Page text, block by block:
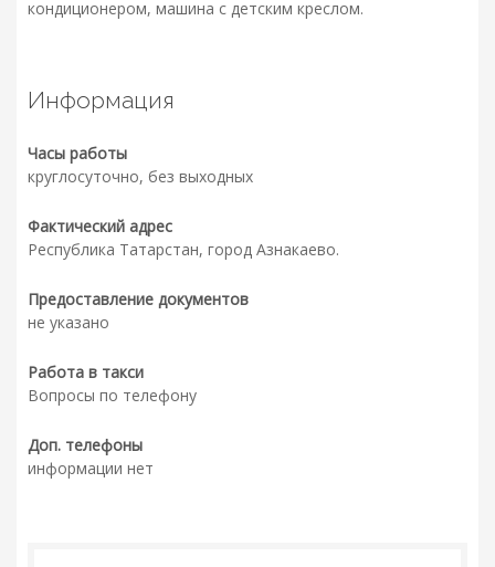
кондиционером, машина с детским креслом.
Информация
Часы работы
круглосуточно, без выходных
Фактический адрес
Республика Татарстан, город Азнакаево.
Предоставление документов
не указано
Работа в такси
Вопросы по телефону
Доп. телефоны
информации нет